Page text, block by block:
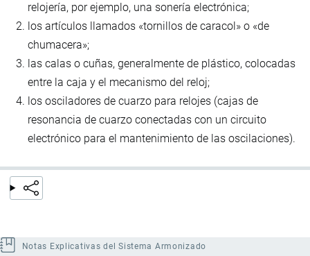
relojería, por ejemplo, una sonería electrónica;
los artículos llamados «tornillos de caracol» o «de
chumacera»;
las calas o cuñas, generalmente de plástico, colocadas
entre la caja y el mecanismo del reloj;
los osciladores de cuarzo para relojes (cajas de
resonancia de cuarzo conectadas con un circuito
electrónico para el mantenimiento de las oscilaciones).
Notas Explicativas del Sistema Armonizado